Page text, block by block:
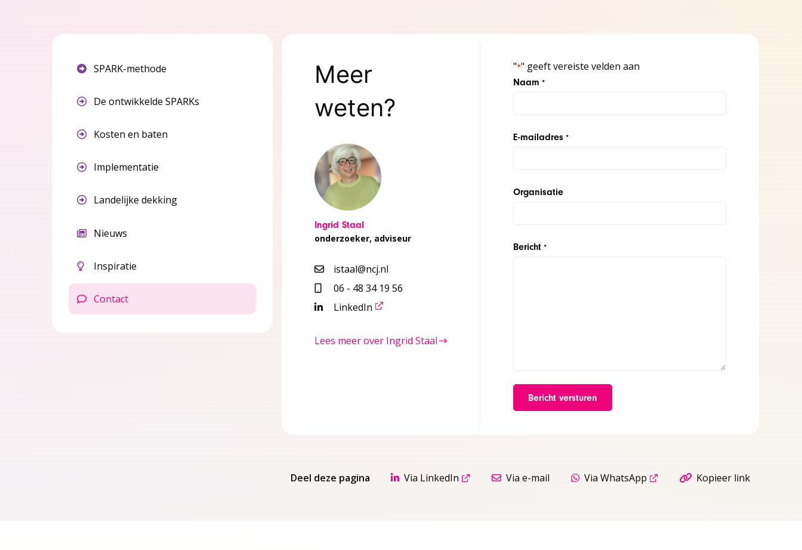
SPARK-methode
De ontwikkelde SPARKs
Kosten en baten
Implementatie
Landelijke dekking
Nieuws
Inspiratie
Contact
Meer
weten?
Ingrid Staal
onderzoeker, adviseur
istaal@ncj.nl
06 - 48 34 19 56
LinkedIn
Lees meer over Ingrid Staal
"*" geeft vereiste velden aan
Naam *
E-mailadres *
Organisatie
Bericht *
Deel deze pagina Via LinkedIn Via e-mail Via WhatsApp Kopieer link